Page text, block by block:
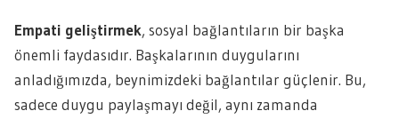
Empati geliştirmek, sosyal bağlantıların bir başka
önemli faydasıdır. Başkalarının duygularını
anladığımızda, beynimizdeki bağlantılar güçlenir. Bu,
sadece duygu paylaşmayı değil, aynı zamanda